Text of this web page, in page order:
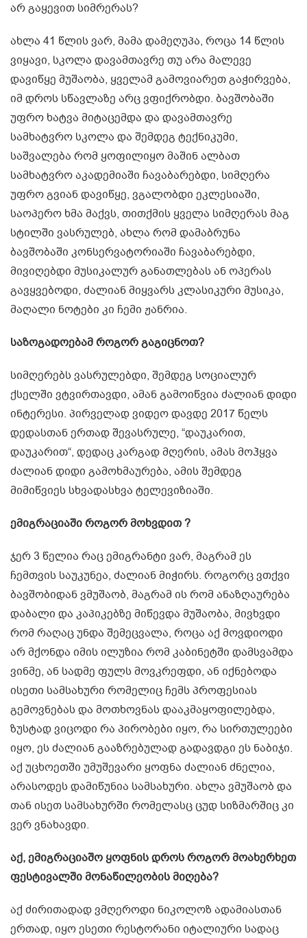
არ გაყევით სიმრერას?
ახლა 41 წლის ვარ, მამა დამეღუპა, როცა 14 წლის
ვიყავი, სკოლა დავამთავრე თუ არა მალევე
დავიწყე მუშაობა, ყველამ გამოვიარეთ გაჭირვება,
იმ დროს სწავლაზე არც ვფიქრობდი. ბავშობაში
უფრო ხატვა მიტაცემდა და დავამთავრე
სამხატვრო სკოლა და შემდეგ ტექნიკუმი,
საშვალება რომ ყოფილიყო მაშინ ალბათ
სამხატვრო აკადემიაში ჩავაბარებდი, სიმღერა
უფრო გვიან დავიწყე, ვგალობდი ეკლესიაში,
საოპერო ხმა მაქვს, თითქმის ყველა სიმღერას მაგ
სტილში ვასრულებ, ახლა რომ დამაბრუნა
ბავშობაში კონსერვატორიაში ჩავაბარებდი,
მივიღებდი მუსიკალურ განათლებას ან ოპერას
გავყვებოდი, ძალიან მიყვარს კლასიკური მუსიკა,
მაღალი ნოტები კი ჩემი ჟანრია.
საზოგადოებამ როგორ გაგიცნოთ?
სიმღერებს ვასრულებდი, შემდეგ სოციალურ
ქსელში ვტვირთავდი, ამან გამოიწვია ძალიან დიდი
ინტერესი. პირველად ვიდეო დავდე 2017 წელს
დედასთან ერთად შევასრულე, “დაუკარით,
დაუკარით“, დედაც კარგად მღერის, ამას მოჰყვა
ძალიან დიდი გამოხმაურება, ამის შემდეგ
მიმიწვიეს სხვადასხვა ტელევიზიაში.
ემიგრაციაში როგორ მოხვდით ?
ჯერ 3 წელია რაც ემიგრანტი ვარ, მაგრამ ეს
ჩემთვის საუკუნეა, ძალიან მიჭირს. როგორც ვთქვი
ბავშობიდან ვმუშაობ, მაგრამ ის რომ ანაზღაურება
დაბალი და კაპიკებზე მიწევდა მუშაობა, მივხვდი
რომ რაღაც უნდა შემეცვალა, როცა აქ მოვდიოდი
არ მქონდა იმის ილუზია რომ კაბინეტში დამსვამდა
ვინმე, ან სადმე ფულს მოვკრეფდი, ან იქნებოდა
ისეთი სამსახური რომელიც ჩემს პროფესიას
გემოვნებას და მოთხოვნას დააკმაყოფილებდა,
ზუსტად ვიცოდი რა პირობები იყო, რა სირთულეები
იყო, ეს ძალიან გააზრებულად გადავდგი ეს ნაბიჯი.
აქ უცხოეთში უმუშევარი ყოფნა ძალიან ძნელია,
არასოდეს დამიწუნია სამსახური. ახლა ვმუშაობ და
თან ისეთ სამსახურში რომელასც ცუდ სიზმარშიც კი
ვერ ვნახავდი.
აქ, ემიგრაციაშო ყოფნის დროს როგორ მოახერხეთ
ფესტივალში მონაწილეობის მიღება?
აქ ძირითადად ვმღეროდი ნიკოლოზ ადამიასთან
ერთად, იყო ესეთი რესტორანი იტალიური სადაც